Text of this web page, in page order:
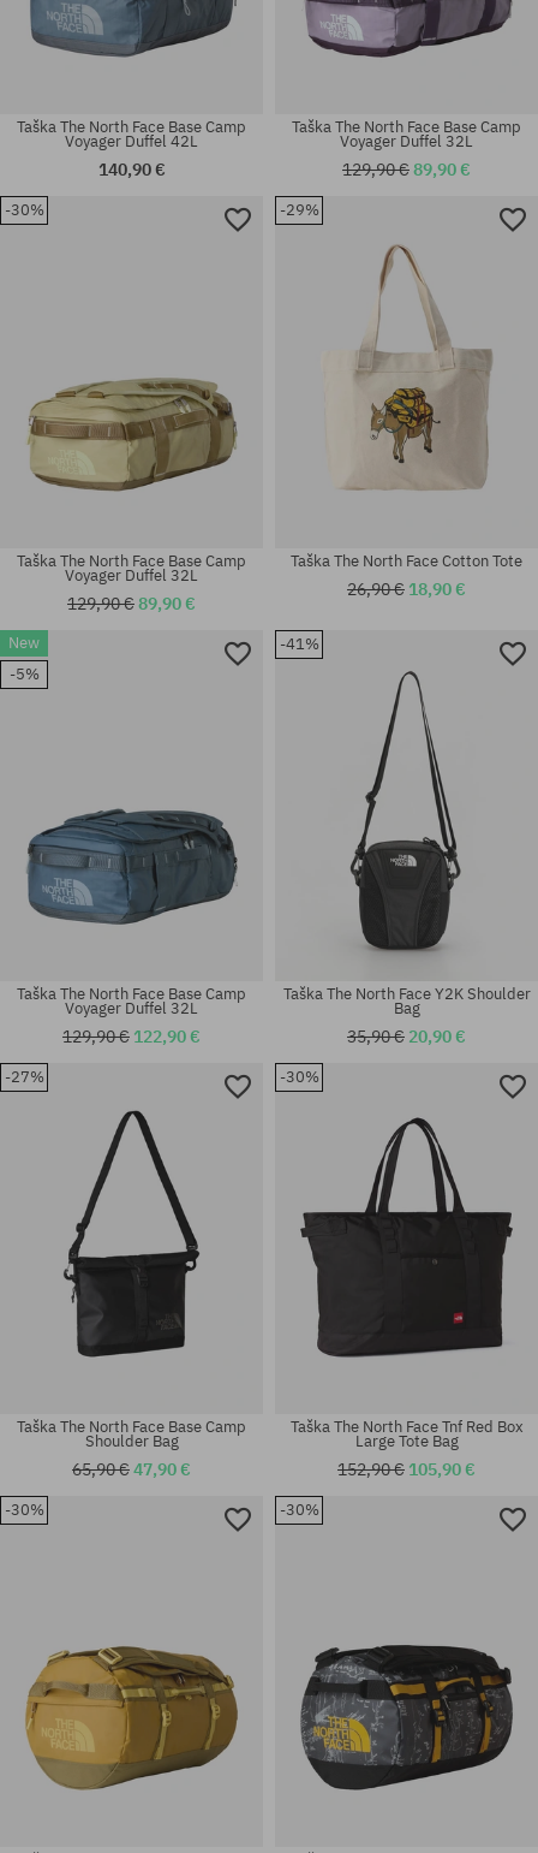
univerzálna veľkosť
univerzálna veľkosť
Taška The North Face Base Camp
Voyager Duffel 42L
140,90 €
univerzálna veľkosť
Taška The North Face Base Camp
Voyager Duffel 32L
129,90 €89,90 €
-30%
univerzálna veľkosť
Taška The North Face Base Camp
Voyager Duffel 32L
129,90 €89,90 €
-29%
univerzálna veľkosť
Taška The North Face Cotton Tote
26,90 € 18,90 €
New
-5%
Taška The North Face Base Camp
Voyager Duffel 32L
129,90 € 122,90 €
-41%
Taška The North Face Y2K Shoulder
Bag
35,90 € 20,90 €
-27%
Taška The North Face Base Camp
Shoulder Bag
65,90 €47,90 €
-30%
Taška The North Face Tnf Red Box
Large Tote Bag
152,90 € 105,90 €
-30% -30%